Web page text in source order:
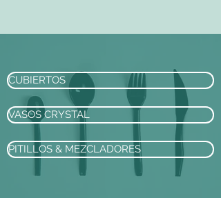
CUBIERTOS
VASOS CRYSTAL
PITILLOS & MEZCLADORES